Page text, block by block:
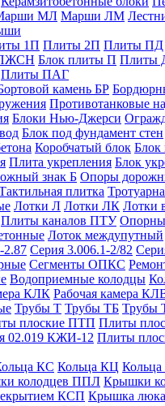
МЛ Марши ЛМ
1П Плиты 2П Плиты ПД
Блок плиты П Плиты
Плиты ПАГ
камень БР
Противотанковые
Блоки Нью-Джерси
Блок под фундамент стен
Коробчатый блок Блок
Плита укрепления Блок
знак Б Опоры
плитка
Лотки Л Лотки ЛК Лотки
Плиты каналов ПТУ
Лоток междупутный
2.87 Серия 3.006.1-2/82
Сегменты ОПКС
Водоприемные колодцы
КЛК Рабочая камера
Трубы Т Трубы ТБ Трубы
плоские ПТП Плиты
02.019 КЖИ-12 Плиты
КС Кольца КЦ
колодцев ППЛ Крышки
КСП Крышка люка